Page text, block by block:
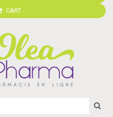
CART